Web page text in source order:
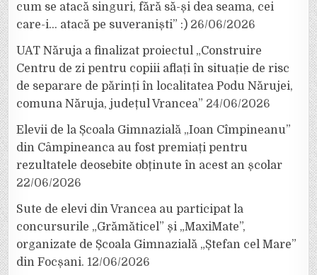
cum se atacă singuri, fără să-și dea seama, cei
care-i… atacă pe suveraniști” :) 26/06/2026
UAT Năruja a finalizat proiectul „Construire
Centru de zi pentru copiii aflați în situație de risc
de separare de părinți în localitatea Podu Nărujei,
comuna Năruja, județul Vrancea” 24/06/2026
Elevii de la Școala Gimnazială „Ioan Cîmpineanu”
din Câmpineanca au fost premiați pentru
rezultatele deosebite obținute în acest an școlar
22/06/2026
Sute de elevi din Vrancea au participat la
concursurile „Grămăticel” și „MaxiMate”,
organizate de Școala Gimnazială „Ștefan cel Mare”
din Focșani. 12/06/2026